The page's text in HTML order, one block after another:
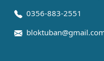
0356-883-2551